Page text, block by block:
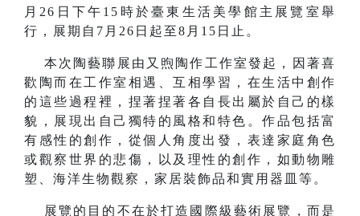
月26日下午15時於臺東生活美學館主展覽室舉
行，展期自7月26日起至8月15日止。
本次陶藝聯展由又煦陶作工作室發起，因著喜
歡陶而在工作室相遇、互相學習，在生活中創作
的這些過程裡，捏著捏著各自長出屬於自己的樣
貌，展現出自己獨特的風格和特色。作品包括富
有感性的創作，從個人角度出發，表達家庭角色
或觀察世界的悲傷，以及理性的創作，如動物雕
塑、海洋生物觀察，家居裝飾品和實用器皿等。
展覽的目的不在於打造國際級藝術展覽，而是